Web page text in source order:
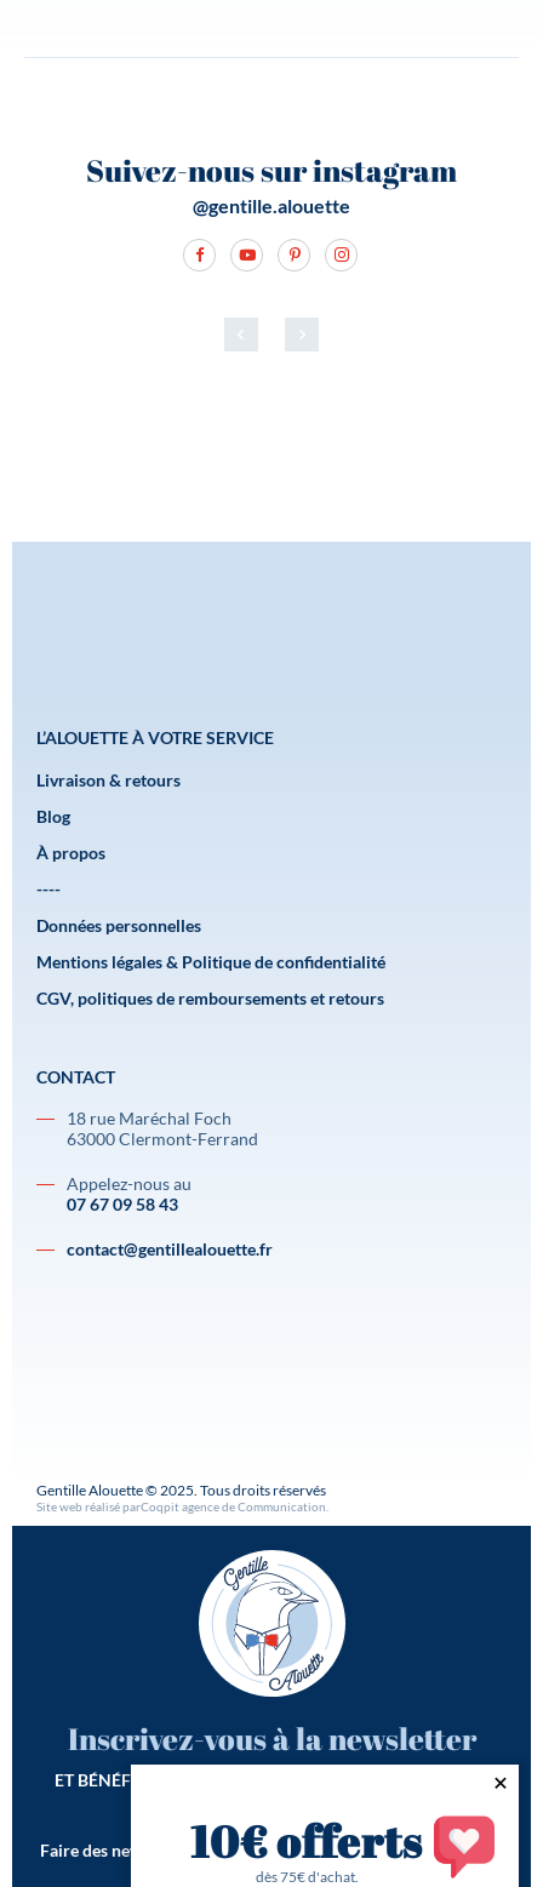
Suivez-nous sur instagram
@gentille.alouette
L’ALOUETTE À VOTRE SERVICE
Livraison & retours
Blog
À propos
----
Données personnelles
Mentions légales & Politique de confidentialité
CGV, politiques de remboursements et retours
CONTACT
18 rue Maréchal Foch
63000 Clermont-Ferrand
Appelez-nous au
07 67 09 58 43
contact@gentillealouette.fr
Gentille Alouette © 2025. Tous droits réservés
Site web réalisé parCoqpit agence de Communication
Inscrivez-vous à la newsletter
ET BÉNÉFICIEZ DE -10€ SUR VOTRE 1ÈRE COMMANDE*
Faire des newsletters incroyables est notre seconde vocation !
*Offre de bienvenue valable dès 75€ d'achat
10€ offerts
dès 75€ d'achat.